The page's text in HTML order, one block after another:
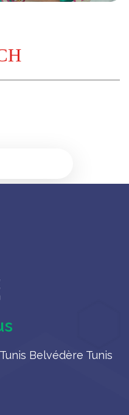
Belvédère Tunis